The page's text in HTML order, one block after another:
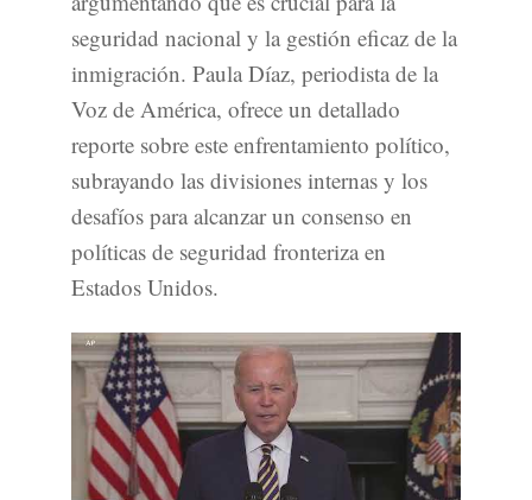
seguridad nacional y la gestión eficaz de la
inmigración. Paula Díaz, periodista de la
Voz de América, ofrece un detallado
reporte sobre este enfrentamiento político,
subrayando las divisiones internas y los
desafíos para alcanzar un consenso en
políticas de seguridad fronteriza en
Estados Unidos.